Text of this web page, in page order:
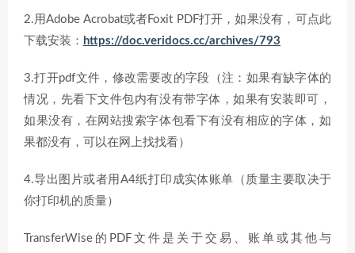
2.用Adobe Acrobat或者Foxit PDF打开，如果没有，可点此
下载安装： https://doc.veridocs.cc/archives/793
3.打开pdf文件，修改需要改的字段（注：如果有缺字体的
情况，先看下文件包内有没有带字体，如果有安装即可，
如果没有，在网站搜索字体包看下有没有相应的字体，如
果都没有，可以在网上找找看）
4.导出图片或者用A4纸打印成实体账单（质量主要取决于
你打印机的质量）
TransferWise的PDF文件是关于交易、账单或其他与